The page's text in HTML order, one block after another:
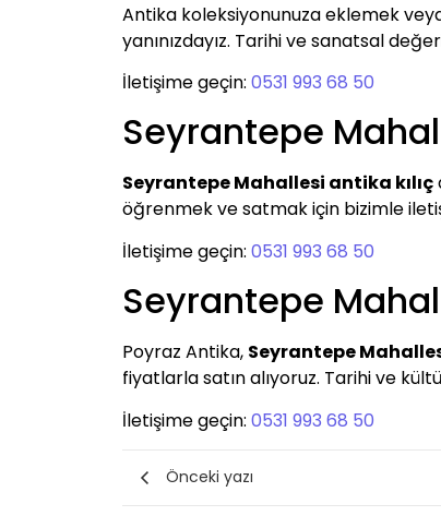
Antika koleksiyonunuza eklemek
yanınızdayız. Tarihi ve sanatsal
İletişime geçin: 0531 993 68 50
Seyrantepe
Seyrantepe Mahallesi antika kılıç
öğrenmek ve satmak için bizimle
İletişime geçin: 0531 993 68 50
Seyrantepe
Poyraz Antika, Seyrantepe
fiyatlarla satın alıyoruz. Tarihi ve
İletişime geçin: 0531 993 68 50
Önceki yazı